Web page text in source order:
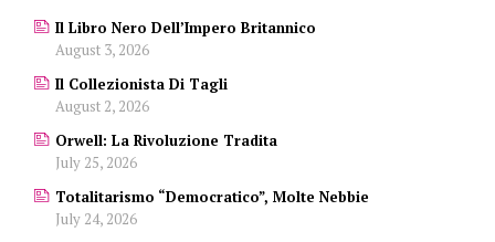
Il Libro Nero Dell’Impero Britannico
August 3, 2026
Il Collezionista Di Tagli
August 2, 2026
Orwell: La Rivoluzione Tradita
July 25, 2026
Totalitarismo “democratico”, Molte Nebbie
July 24, 2026